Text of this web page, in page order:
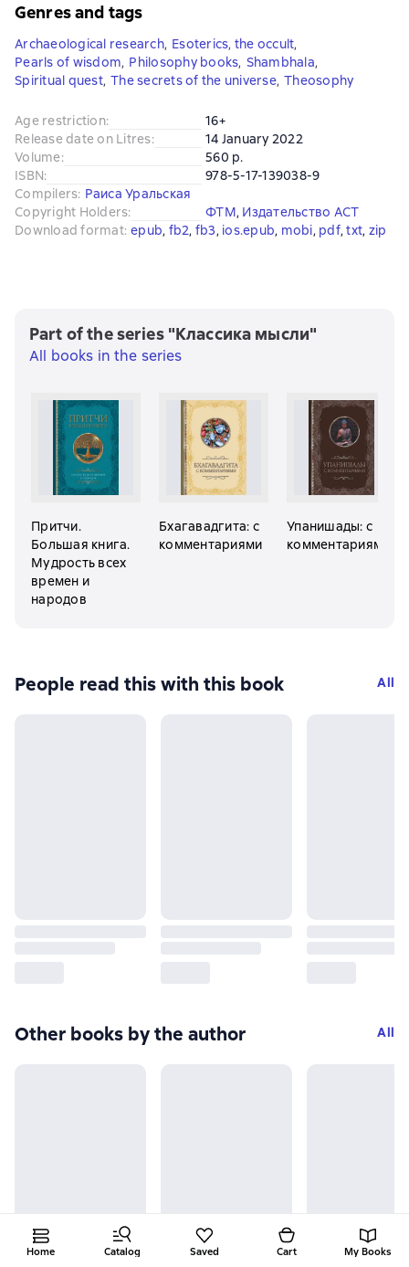
Home Catalog Saved Cart My Books
Genres and tags
Archaeological research, Esoterics, the occult,
Pearls of wisdom, Philosophy books, Shambhala,
Spiritual quest, The secrets of the universe, Theosophy
Age restriction:
16+
Release date on Litres:
14 January 2022
Volume:
560 p.
ISBN:
978-5-17-139038-9
Compilers: Раиса Уральская
Copyright Holders: ФТМ, Издательство АСТ
Download format: epub, fb2, fb3, ios.epub, mobi, pdf, txt, zip
Part of the series "Классика мысли"
All books in the series
Притчи.
Большая книга.
Мудрость всех
времен и
народов
Бхагавадгита: с
комментариями
Упанишады: с
комментариями
People read this with this book All
Other books by the author All